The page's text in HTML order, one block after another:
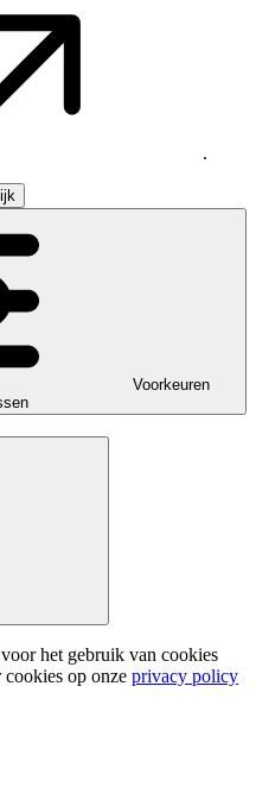
.
Voorkeuren
het gebruik van cookies
op onze privacy policy